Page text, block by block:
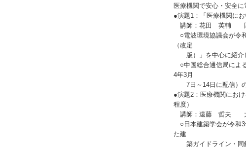
医療機関で安心・安全
●演題1：「医療機関に
講師：花田 英輔 国
○電波環境協議会が令
（改定
版）」を中心に紹介
○中国総合通信局によ
4年3月
7日～14日に配信）の
●演題2：医療機関にお
程度）
講師：遠藤 哲夫 大
○日本建築学会が令和
た建
築ガイドライン・同